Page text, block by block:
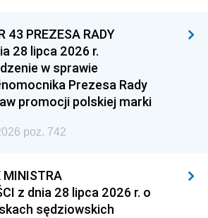
43 PREZESA RADY
28 lipca 2026 r.
w sprawie
Prezesa Rady
promocji polskiej marki
poz. 742
MINISTRA
z dnia 28 lipca 2026 r. o
sędziowskich